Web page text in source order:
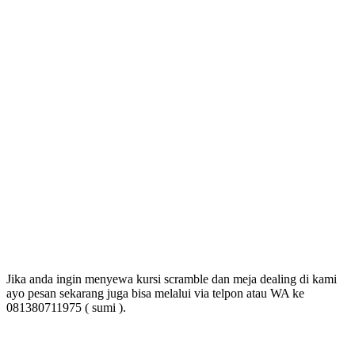
Jika anda ingin menyewa kursi scramble dan meja dealing di kami
ayo pesan sekarang juga bisa melalui via telpon atau WA ke
081380711975 ( sumi ).